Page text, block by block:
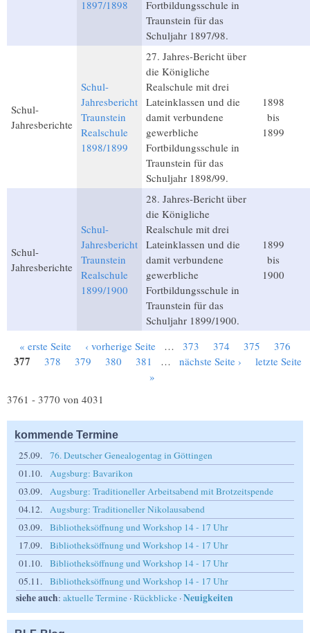
1897/1898
Fortbildungsschule in
Traunstein für das
Schuljahr 1897/98.
Schul-
Jahresberichte
Schul-
Jahresbericht
Traunstein
Realschule
1898/1899
27. Jahres-Bericht über
die Königliche
Realschule mit drei
Lateinklassen und die
damit verbundene
gewerbliche
Fortbildungsschule in
Traunstein für das
Schuljahr 1898/99.
1898
bis
1899
Schul-
Jahresberichte
Schul-
Jahresbericht
Traunstein
Realschule
1899/1900
28. Jahres-Bericht über
die Königliche
Realschule mit drei
Lateinklassen und die
damit verbundene
gewerbliche
Fortbildungsschule in
Traunstein für das
Schuljahr 1899/1900.
1899
bis
1900
Seiten
« erste Seite ‹ vorherige Seite … 373 374 375 376
377 378 379 380 381 … nächste Seite ›
letzte Seite
»
3761 - 3770 von 4031
kommende Termine
25.09.
76. Deutscher Genealogentag in Göttingen
01.10.
Augsburg: Bavarikon
03.09.
Augsburg: Traditioneller Arbeitsabend mit Brotzeitspende
04.12.
Augsburg: Traditioneller Nikolausabend
03.09.
Bibliotheksöffnung und Workshop 14 - 17 Uhr
17.09.
Bibliotheksöffnung und Workshop 14 - 17 Uhr
01.10.
Bibliotheksöffnung und Workshop 14 - 17 Uhr
05.11.
Bibliotheksöffnung und Workshop 14 - 17 Uhr
siehe auch: aktuelle Termine ·Rückblicke ·Neuigkeiten